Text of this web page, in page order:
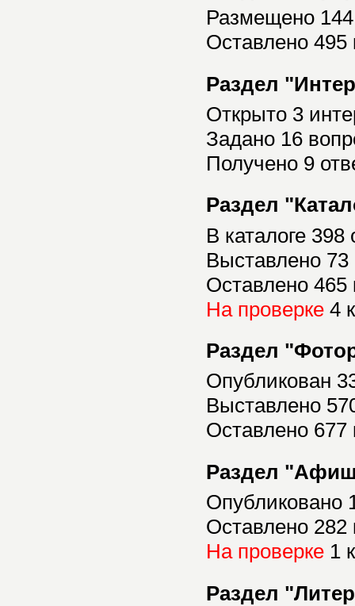
Размещено
Оставлено
Раздел
Открыто 3
Задано 16
Получено 9
Раздел
В каталоге 398
Выставлено 73
Оставлено
На проверке 4
Раздел
Опубликован
Выставлено
Оставлено
Раздел
Опубликовано
Оставлено
На проверке 1
Раздел